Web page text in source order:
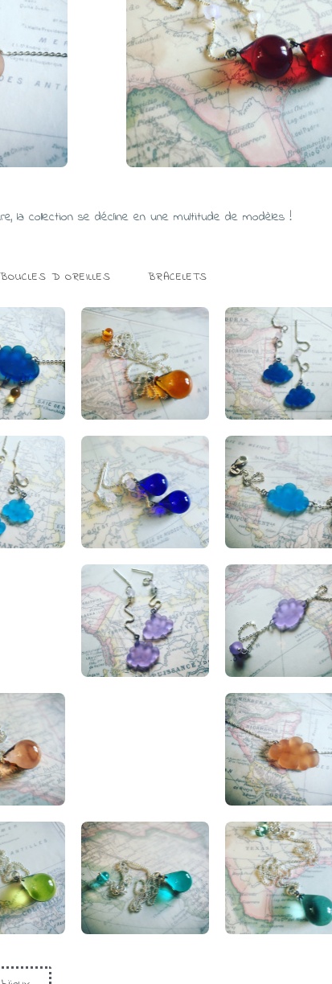
la collection se décline en une multitude de modèles !
BOUCLES D OREILLES BRACELETS